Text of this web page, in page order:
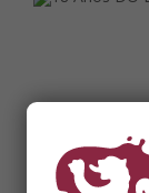
Síguenos